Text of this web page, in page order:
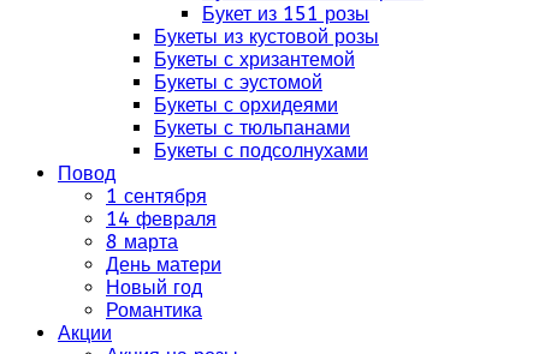
Букет из 151 розы
Букеты из кустовой розы
Букеты с хризантемой
Букеты с эустомой
Букеты с орхидеями
Букеты с тюльпанами
Букеты с подсолнухами
Повод
1 сентября
14 февраля
8 марта
День матери
Новый год
Романтика
Акции